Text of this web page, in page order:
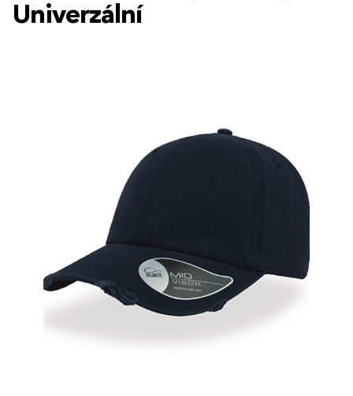
Univerzální